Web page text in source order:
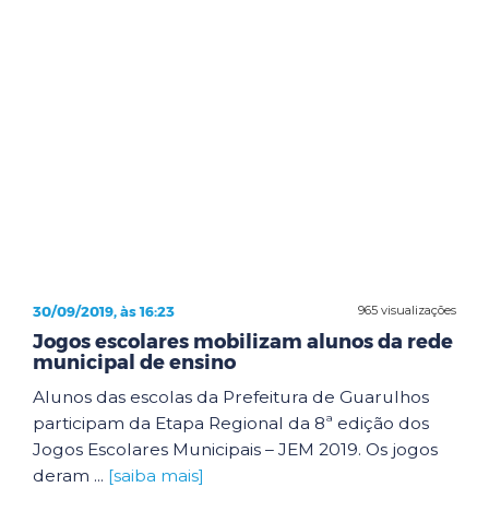
965 visualizações
30/09/2019, às 16:23
Jogos escolares mobilizam alunos da rede
municipal de ensino
Alunos das escolas da Prefeitura de Guarulhos
participam da Etapa Regional da 8ª edição dos
Jogos Escolares Municipais – JEM 2019. Os jogos
deram ... [saiba mais]